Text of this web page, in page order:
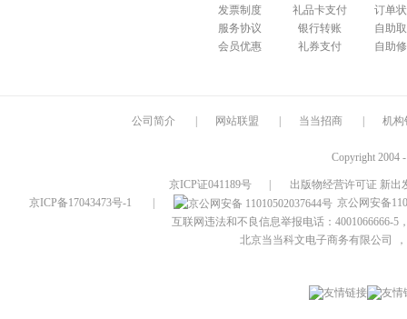
发票制度
服务协议
会员优惠
礼品卡支付
银行转账
礼券支付
订单
自助
自助
公司简介 网站联盟 当当招商 机构
Copyright 2004
京ICP证041189号
出版物经营许可证 新出
京ICP备17043473号-1
京公网安备
互联网违法和不良信息举报电话：4001066666-5
北京当当科文电子商务有限公司